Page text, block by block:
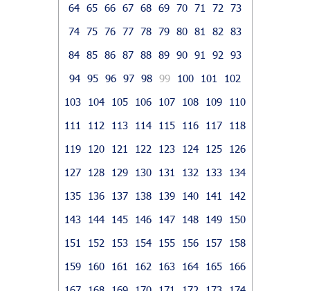
64 65 66 67 68 69 70 71 72
73
74 75 76 77 78 79 80 81 82
83
84 85 86 87 88 89 90 91 92
93
94 95 96 97 98 99 100 101
102
103
104 105 106 107 108 109
110
111
112 113 114 115 116 117
118
119
120 121 122 123 124 125
126
127
128 129 130 131 132 133
134
135
136 137 138 139 140 141
142
143
144 145 146 147 148 149
150
151
152 153 154 155 156 157
158
159
160 161 162 163 164 165
166